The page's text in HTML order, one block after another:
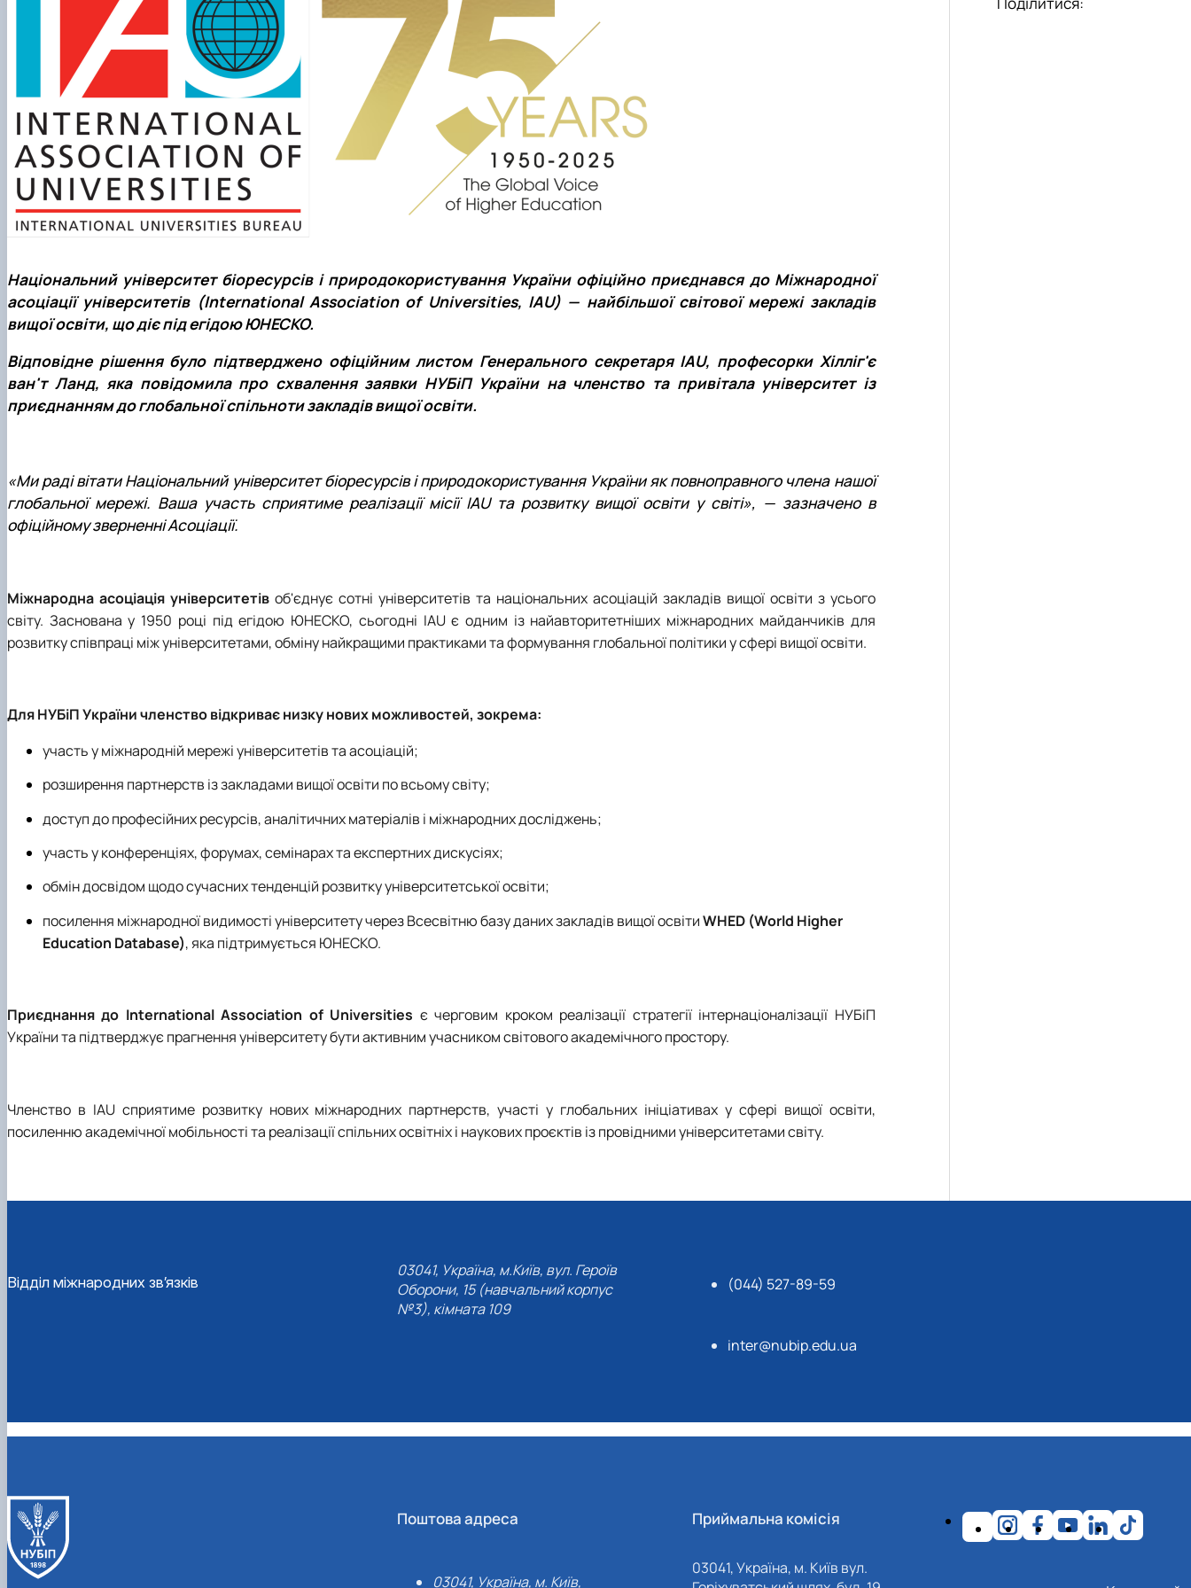
Національний університет біоресурсів і природокористування України офіційно приєднався до Міжнародної
асоціації університетів (International Association of Universities, IAU) — найбільшої світової мережі закладів
вищої освіти, що діє під егідою ЮНЕСКО.
Відповідне рішення було підтверджено офіційним листом Генерального секретаря IAU, професорки Хілліг'є
ван'т Ланд, яка повідомила про схвалення заявки НУБіП України на членство та привітала університет із
приєднанням до глобальної спільноти закладів вищої освіти.
«Ми раді вітати Національний університет біоресурсів і природокористування України як повноправного члена нашої
глобальної мережі. Ваша участь сприятиме реалізації місії IAU та розвитку вищої освіти у світі», — зазначено в
офіційному зверненні Асоціації.
Міжнародна асоціація університетів об'єднує сотні університетів та національних асоціацій закладів вищої освіти з усього
світу. Заснована у 1950 році під егідою ЮНЕСКО, сьогодні IAU є одним із найавторитетніших міжнародних майданчиків для
розвитку співпраці між університетами, обміну найкращими практиками та формування глобальної політики у сфері вищої освіти.
Для НУБіП України членство відкриває низку нових можливостей, зокрема:
участь у міжнародній мережі університетів та асоціацій;
розширення партнерств із закладами вищої освіти по всьому світу;
доступ до професійних ресурсів, аналітичних матеріалів і міжнародних досліджень;
участь у конференціях, форумах, семінарах та експертних дискусіях;
обмін досвідом щодо сучасних тенденцій розвитку університетської освіти;
посилення міжнародної видимості університету через Всесвітню базу даних закладів вищої освітиWHED (World Higher
Education Database), яка підтримується ЮНЕСКО.
Приєднання до International Association of Universities є черговим кроком реалізації стратегії інтернаціоналізації НУБіП
України та підтверджує прагнення університету бути активним учасником світового академічного простору.
Членство в IAU сприятиме розвитку нових міжнародних партнерств, участі у глобальних ініціативах у сфері вищої освіти,
посиленню академічної мобільності та реалізації спільних освітніх і наукових проєктів із провідними університетами світу.
Відділ міжнародних зв’язків
03041, Україна, м.Київ, вул. Героїв
Оборони, 15 (навчальний корпус
№3), кімната 109
(044) 527-89-59
inter@nubip.edu.ua
Поштова адреса
03041, Україна, м. Київ,
Приймальна комісія
03041, Україна, м. Київ вул.